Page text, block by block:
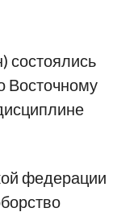
состоялись
Восточному
федерации